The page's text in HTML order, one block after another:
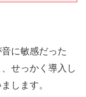
に敏感だった
せっかく導入し
します。